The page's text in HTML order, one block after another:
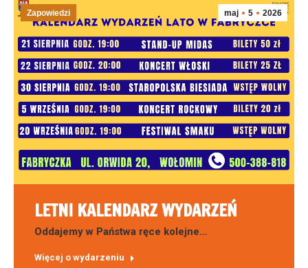
maj 5 2026
Zapowiedzi
LETNI KALENDARZ WYDARZEŃ
Oddajemy w Państwa ręce kolejne…
Więcej o wydarzeniu